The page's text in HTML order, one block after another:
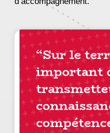
“Sur le
important